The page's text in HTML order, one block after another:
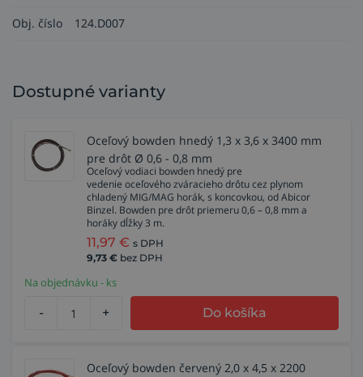
Obj. číslo 124.D007
Dostupné varianty
Oceľový bowden hnedý 1,3 x 3,6 x 3400 mm
pre drôt Ø 0,6 - 0,8 mm
Oceľový vodiaci bowden hnedý pre
vedenie oceľového zváracieho drôtu cez plynom
chladený MIG/MAG horák, s koncovkou, od Abicor
Binzel. Bowden pre drôt priemeru 0,6 – 0,8 mm a
horáky dĺžky 3 m.
11,97 € s DPH
9,73 € bez DPH
Na objednávku - ks
- + Do košíka
Oceľový bowden červený 2,0 x 4,5 x 2200